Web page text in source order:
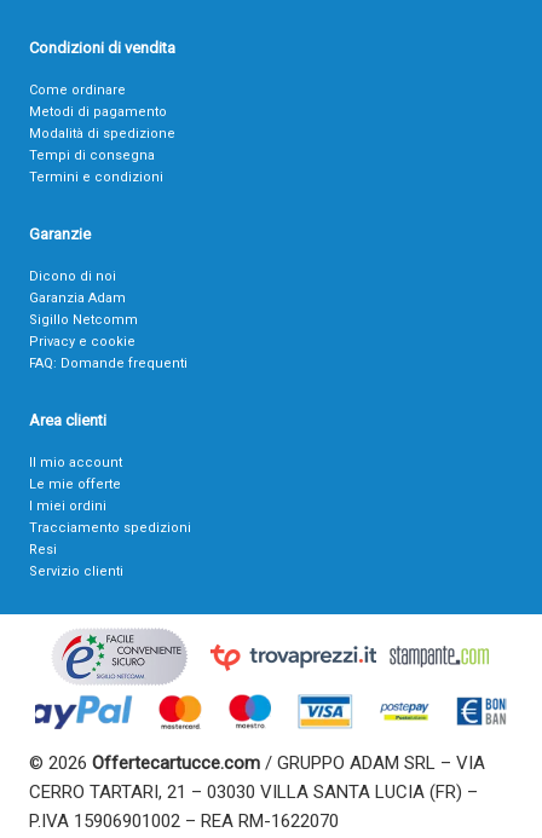
Condizioni di vendita
Come ordinare
Metodi di pagamento
Modalità di spedizione
Tempi di consegna
Termini e condizioni
Garanzie
Dicono di noi
Garanzia Adam
Sigillo Netcomm
Privacy e cookie
FAQ: Domande frequenti
Area clienti
Il mio account
Le mie offerte
I miei ordini
Tracciamento spedizioni
Resi
Servizio clienti
© 2026 Offertecartucce.com / GRUPPO ADAM SRL – VIA
CERRO TARTARI, 21 – 03030 VILLA SANTA LUCIA (FR) –
P.IVA 15906901002 – REA RM-1622070